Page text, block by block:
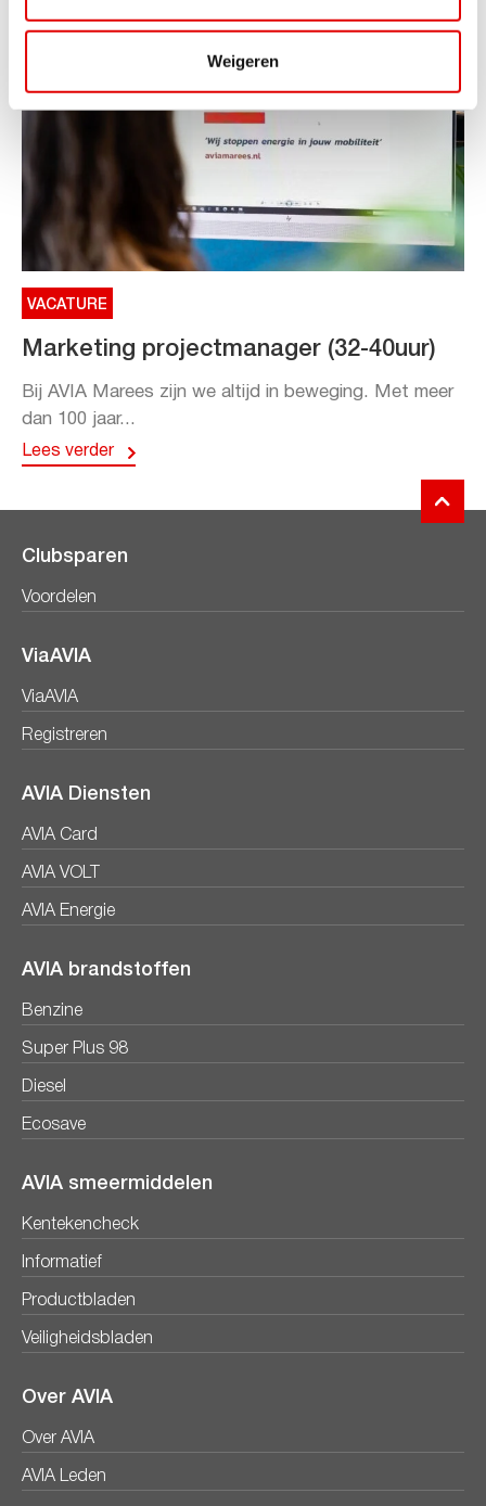
Weigeren
VACATURE
Marketing projectmanager (32-40uur)
Bij AVIA Marees zijn we altijd in beweging. Met meer
dan 100 jaar...
Lees verder
Clubsparen
Voordelen
ViaAVIA
ViaAVIA
Registreren
AVIA Diensten
AVIA Card
AVIA VOLT
AVIA Energie
AVIA brandstoffen
Benzine
Super Plus 98
Diesel
Ecosave
AVIA smeermiddelen
Kentekencheck
Informatief
Productbladen
Veiligheidsbladen
Over AVIA
Over AVIA
AVIA Leden